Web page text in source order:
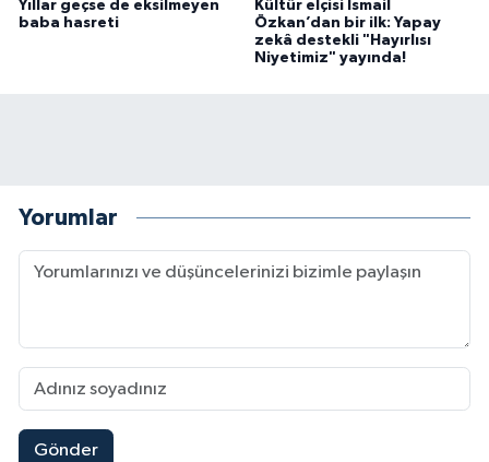
Yıllar geçse de eksilmeyen
baba hasreti
Kültür elçisi İsmail
Özkan’dan bir ilk: Yapay
zekâ destekli "Hayırlısı
Niyetimiz" yayında!
Yorumlar
Gönder